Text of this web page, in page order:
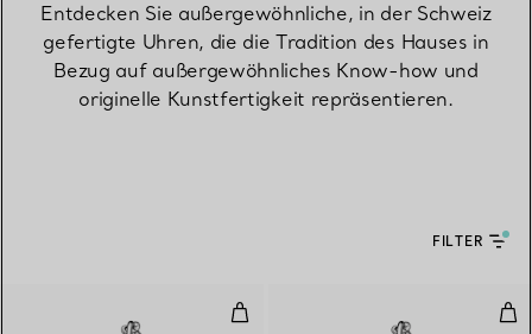
Entdecken Sie außergewöhnliche, in der Schweiz
gefertigte Uhren, die die Tradition des Hauses in
Bezug auf außergewöhnliches Know-how und
originelle Kunstfertigkeit repräsentieren.
FILTER
Uhr in Sterlingsilber und Stahl